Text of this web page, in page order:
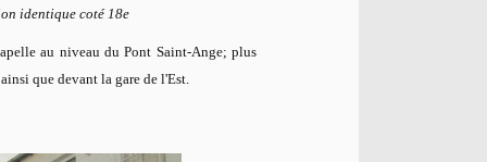
identique coté 18e
au niveau du Pont Saint-Ange; plus
que devant la gare de l'Est.